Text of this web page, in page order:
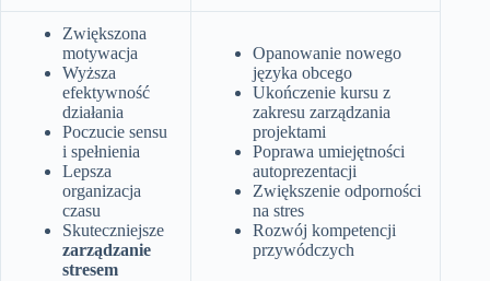
Zwiększona
motywacja
Wyższa
efektywność
działania
Poczucie sensu
i spełnienia
Lepsza
organizacja
czasu
Skuteczniejsze
zarządzanie
stresem
Opanowanie nowego
języka obcego
Ukończenie kursu z
zakresu zarządzania
projektami
Poprawa umiejętności
autoprezentacji
Zwiększenie odporności
na stres
Rozwój kompetencji
przywódczych